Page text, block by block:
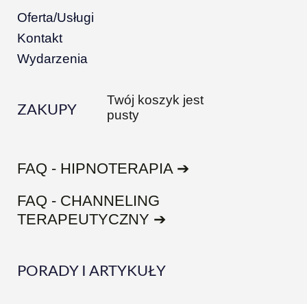
Oferta/Usługi
Kontakt
Wydarzenia
ZAKUPY
Twój koszyk jest
pusty
FAQ - HIPNOTERAPIA ➔
FAQ - CHANNELING
TERAPEUTYCZNY ➔
PORADY I ARTYKUŁY